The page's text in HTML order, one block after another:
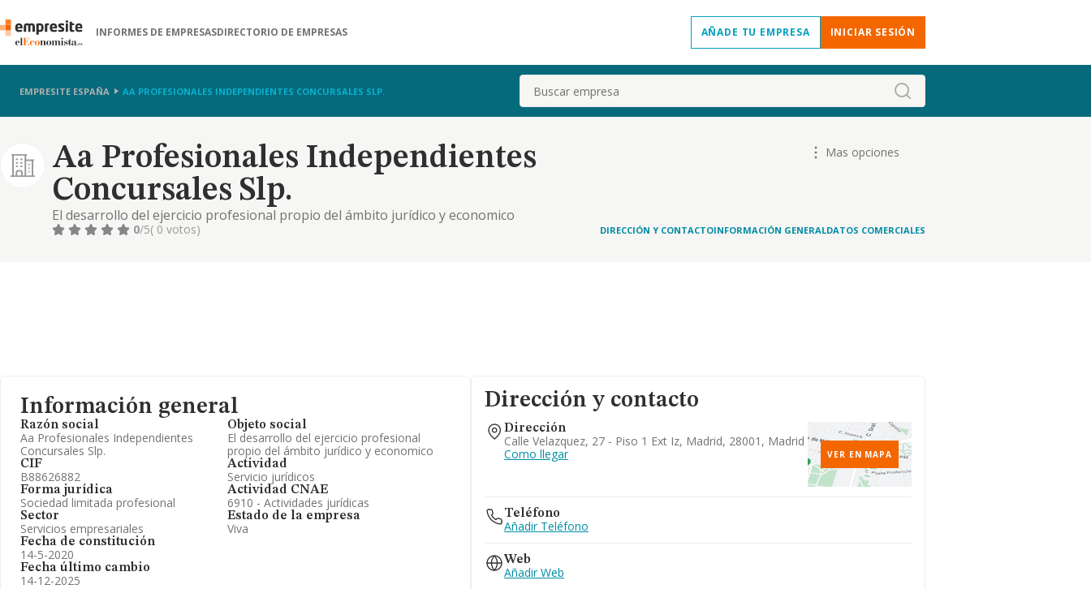
INFORMES DE EMPRESASDIRECTORIO DE EMPRESAS AÑADE TU EMPRESA INICIAR SESIÓN
EMPRESITE ESPAÑA AA PROFESIONALES INDEPENDIENTES CONCURSALES SLP. Buscar
Aa Profesionales Independientes
Concursales Slp.
El desarrollo del ejercicio profesional propio del ámbito jurídico y economico
Mas opciones
0/5( 0 votos) DIRECCIÓN Y CONTACTOINFORMACIÓN GENERALDATOS COMERCIALES
Información general
Razón social
Aa Profesionales Independientes
Concursales Slp.
CIF
B88626882
Forma jurídica
Sociedad limitada profesional
Sector
Servicios empresariales
Fecha de constitución
14-5-2020
Fecha último cambio
14-12-2025
Objeto social
El desarrollo del ejercicio profesional
propio del ámbito jurídico y economico
Actividad
Servicio jurídicos
Actividad CNAE
6910 - Actividades jurídicas
Estado de la empresa
Viva
Dirección y contacto
Dirección
Calle Velazquez, 27 - Piso 1 Ext Iz, Madrid, 28001, Madrid
Como llegar
VER EN MAPA
Teléfono
Añadir Teléfono
Web
Añadir Web